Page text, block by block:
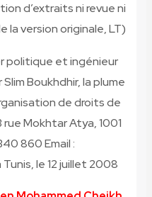
d’extraits ni revue ni
la version originale, LT)
politique et ingénieur
Boukhdhir, la plume
de droits de
Mokhtar Atya, 1001
860 Email :
Tunis, le 12 juillet 2008